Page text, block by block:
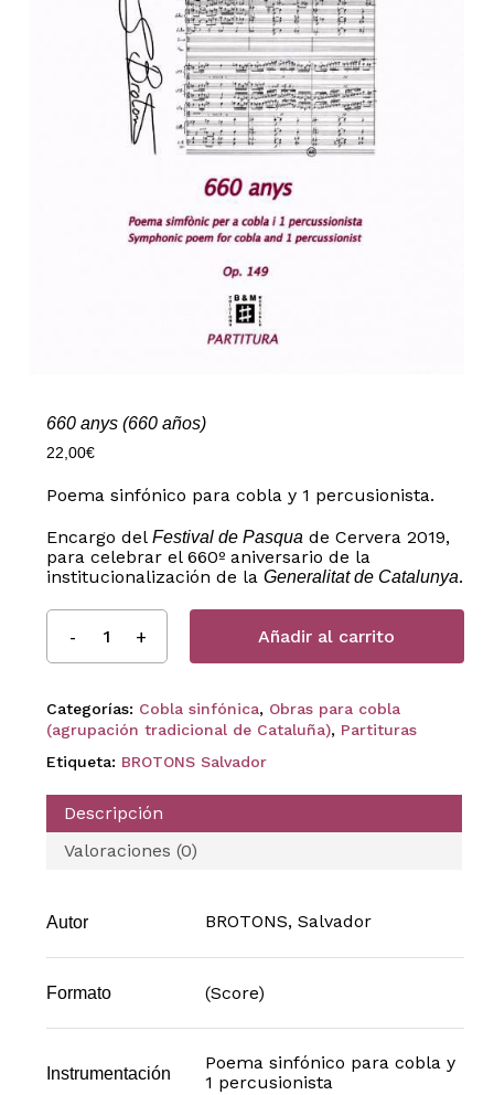
660 anys (660 años)
22,00€
Poema sinfónico para cobla y 1 percusionista.
Encargo del Festival de Pasquade Cervera 2019,
para celebrar el 660º aniversario de la
institucionalización de la Generalitat de Catalunya.
Añadir al carrito
Categorías: Cobla sinfónica, Obras para cobla
(agrupación tradicional de Cataluña), Partituras
Etiqueta: BROTONS Salvador
Descripción
Valoraciones (0)
Autor BROTONS, Salvador
Formato (Score)
Instrumentación
Poema sinfónico para cobla y
1 percusionista